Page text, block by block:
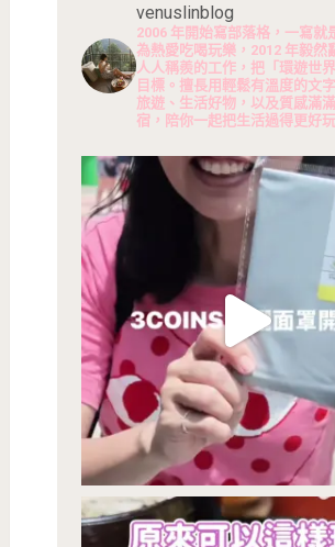
venuslinblog
2006 年開始寫部落格，一寫就
為熱愛吃喝玩樂，2012 年毅然
人人稱羨的工作，把「環遊世
目標。擅長用輕鬆有溫度的文
旅遊、生活好物，以及質感滿
宿，陪你一起把生活過得更好